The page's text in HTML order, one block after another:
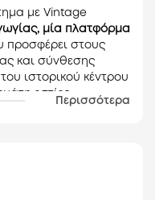
με Vintage
μία πλατφόρμα
προσφέρει στους
και σύνθεσης
ιστορικού κέντρου
εστίες
ν’ αξιοποιήσετε
στους
Περισσότερα